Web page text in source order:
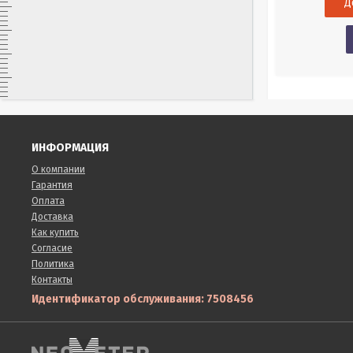
ИНФОРМАЦИЯ
О компании
Гарантия
Оплата
Доставка
Как купить
Согласие
Политика
Контакты
Идентификатор обслуживания: 7508456